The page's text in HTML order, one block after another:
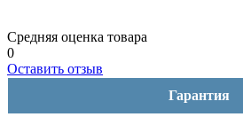
Средняя оценка товара
0
Оставить отзыв
Гарантия